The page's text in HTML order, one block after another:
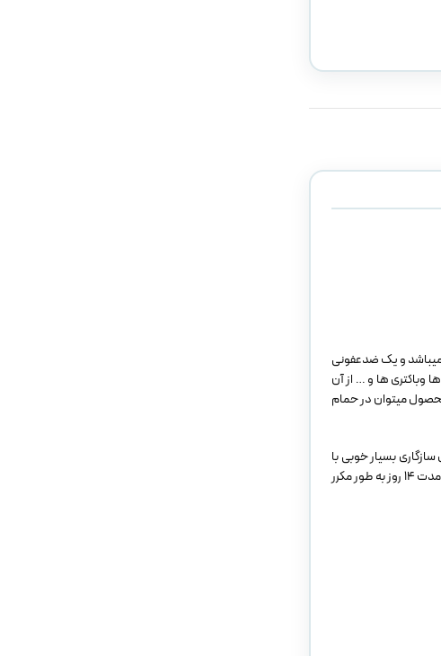
میباشد و یک ضدعفونی
وباکتری ها و … از آن
میتوان در حمام
بسیار خوبی با
مواد مختلف را دارد و به هیچ عنوان بعد از استفاده مکرر، خوردگی در ابزار ایجاد نمی کند .لازم به ذکر است که میتوان از این ضدعفونی کننده پس از رقیق شدن به مدت 14 روز به طور مکرر